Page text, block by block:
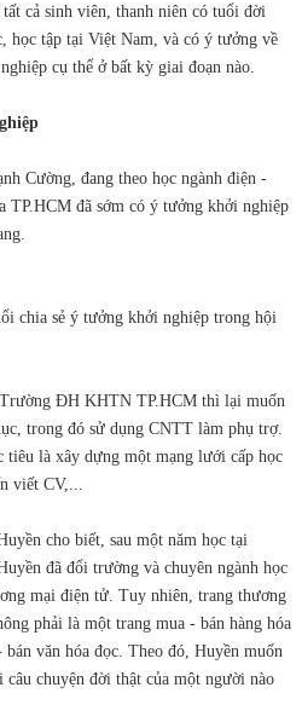
cả sinh viên, thanh niên có tuổi đời
học tập tại Việt Nam, và có ý tưởng về
cụ thể ở bất kỳ giai đoạn nào.
Cường, đang theo học ngành điện -
đã sớm có ý tưởng khởi nghiệp
chia sẻ ý tưởng khởi nghiệp trong hội
ĐH KHTN TP.HCM thì lại muốn
trong đó sử dụng CNTT làm phụ trợ.
là xây dựng một mạng lưới cấp học
viết CV,...
cho biết, sau một năm học tại
đã đổi trường và chuyên ngành học
mại điện tử. Tuy nhiên, trang thương
phải là một trang mua - bán hàng hóa
văn hóa đọc. Theo đó, Huyền muốn
chuyện đời thật của một người nào